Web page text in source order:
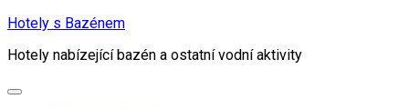
Skip
content
Hotely s Bazénem
Hotely nabízející bazén a ostatní vodní aktivity
Expand